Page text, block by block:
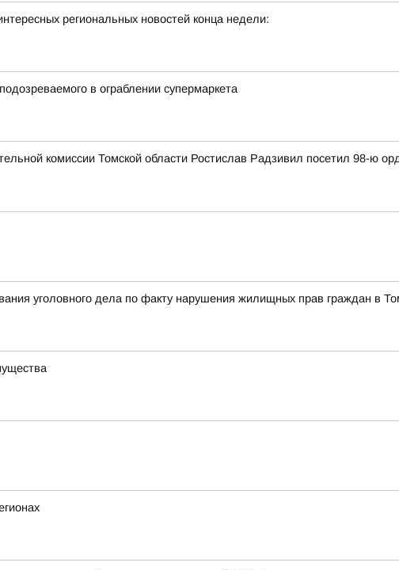
региональных новостей конца недели:
в ограблении супермаркета
комиссии Томской области Ростислав Радзивил посетил 98-ю
уголовного дела по факту нарушения жилищных прав граждан в